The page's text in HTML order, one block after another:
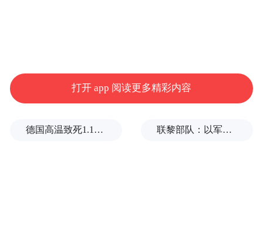
打开 app 阅读更多精彩内容
德国高温致死1.19万人，为2016年来最高纪录 联黎部队：以军单日向黎发射113枚炮弹